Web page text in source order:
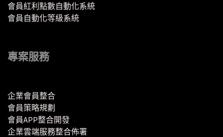
會員紅利點數自動化系統
會員自動化等級系統
專案服務
企業會員整合
會員策略規劃
會員APP整合開發
企業雲端服務整合佈署